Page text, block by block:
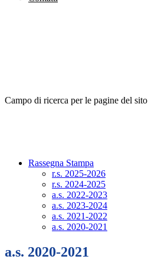
Campo di ricerca per le pagine del sito
Rassegna Stampa
r.s. 2025-2026
r.s. 2024-2025
a.s. 2022-2023
a.s. 2023-2024
a.s. 2021-2022
a.s. 2020-2021
a.s. 2020-2021